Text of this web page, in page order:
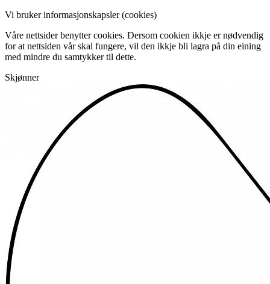
Vi bruker informasjonskapsler (cookies)
Våre nettsider benytter cookies. Dersom cookien ikkje er nødvendig
for at nettsiden vår skal fungere, vil den ikkje bli lagra på din eining
med mindre du samtykker til dette.
Skjønner